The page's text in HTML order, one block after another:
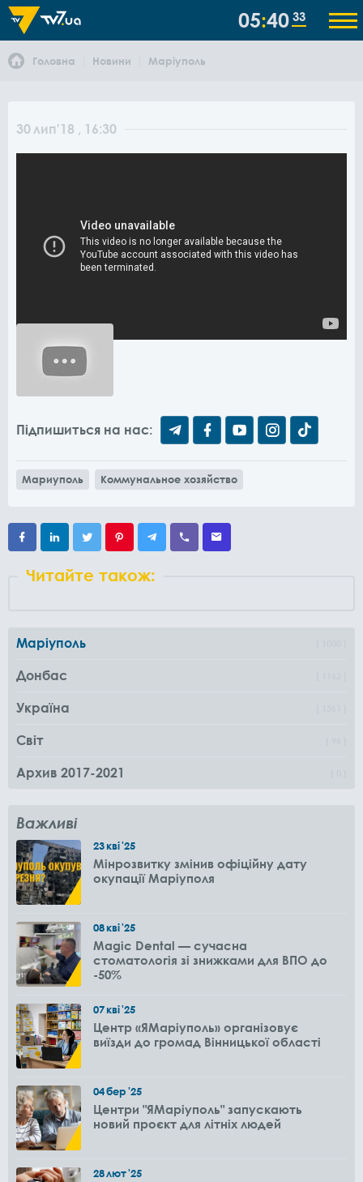
05 40 33
Головна Новини Маріуполь
30 лип'18 , 16:30
Підпишиться на нас:
Мариуполь Коммунальное хозяйство
Читайте також:
Маріуполь
Донбас
Україна
Світ
Архив 2017-2021
Важливі
23кві'25
Мінрозвитку змінив офіційну дату
окупації Маріуполя
08кві'25
Magic Dental — сучасна
стоматологія зі знижками для ВПО до
-50%
07кві'25
Центр «ЯМаріуполь» організовує
виїзди до громад Вінницької області
04бер'25
Центри "ЯМаріуполь" запускають
новий проєкт для літніх людей
28лют'25